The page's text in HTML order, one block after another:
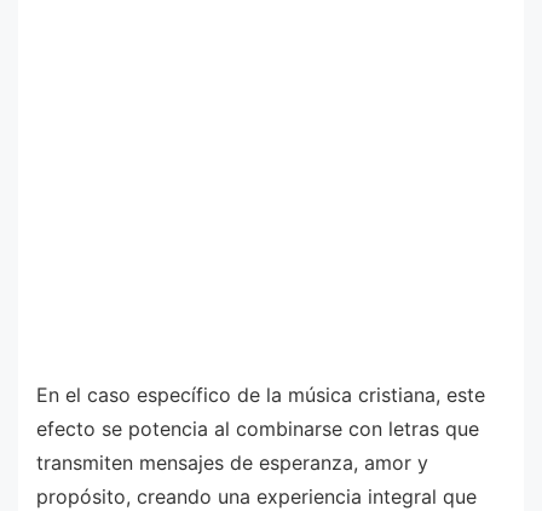
En el caso específico de la música cristiana, este
efecto se potencia al combinarse con letras que
transmiten mensajes de esperanza, amor y
propósito, creando una experiencia integral que